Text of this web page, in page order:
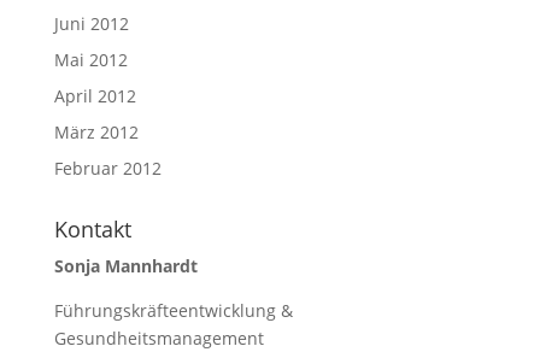
Juni 2012
Mai 2012
April 2012
März 2012
Februar 2012
Kontakt
Sonja Mannhardt
Führungskräfteentwicklung &
Gesundheitsmanagement